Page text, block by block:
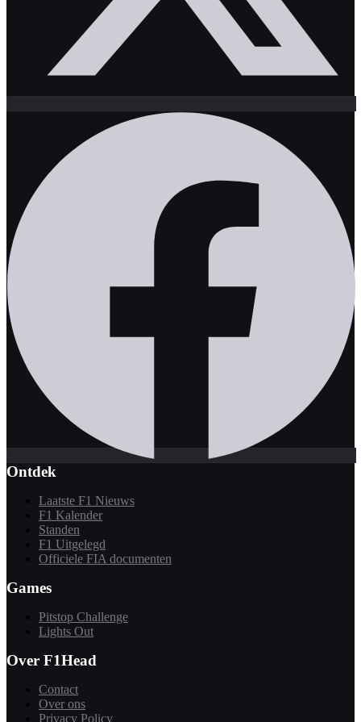
Ontdek
Laatste F1 Nieuws
F1 Kalender
Standen
F1 Uitgelegd
Officiele FIA documenten
Games
Pitstop Challenge
Lights Out
Over F1Head
Contact
Over ons
Privacy Policy